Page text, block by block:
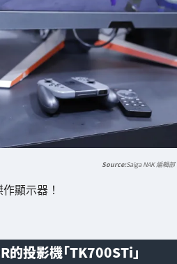
Saiga NAK 編輯部
顯示器！
的投影機「TK700STi」